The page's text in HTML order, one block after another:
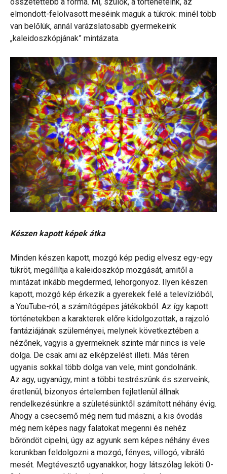
elmondott-felolvasott meséink maguk a tükrök: minél több
van belőlük, annál varázslatosabb gyermekeink
„kaleidoszkópjának” mintázata.
Készen kapott képek átka
Minden készen kapott, mozgó kép pedig elvesz egy-egy
tükröt, megállítja a kaleidoszkóp mozgását, amitől a
mintázat inkább megdermed, lehorgonyoz. Ilyen készen
kapott, mozgó kép érkezik a gyerekek felé a televízióból,
a YouTube-ról, a számítógépes játékokból. Az így kapott
történetekben a karakterek előre kidolgozottak, a rajzoló
fantáziájának szüleményei, melynek következtében a
nézőnek, vagyis a gyermeknek szinte már nincs is vele
dolga. De csak ami az elképzelést illeti. Más téren
ugyanis sokkal több dolga van vele, mint gondolnánk.
Az agy, ugyanúgy, mint a többi testrészünk és szerveink,
éretlenül, bizonyos értelemben fejletlenül állnak
rendelkezésünkre a születésünktől számított néhány évig.
Ahogy a csecsemő még nem tud mászni, a kis óvodás
még nem képes nagy falatokat megenni és nehéz
bőröndöt cipelni, úgy az agyunk sem képes néhány éves
korunkban feldolgozni a mozgó, fényes, villogó, vibráló
mesét. Megtévesztő ugyanakkor, hogy látszólag leköti 0-